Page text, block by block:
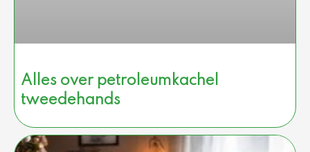
Alles over petroleumkachel
tweedehands